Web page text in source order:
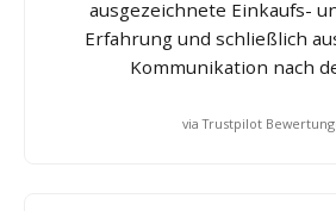
ausgezeichnete Einkaufs-
Erfahrung und schließlich
Kommunikation nach
via Trustpilot